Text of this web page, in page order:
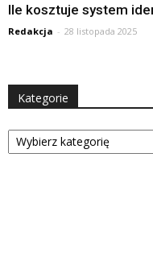
Ile kosztuje system
Redakcja - 28 listopada 2025
Kategorie
Kategorie